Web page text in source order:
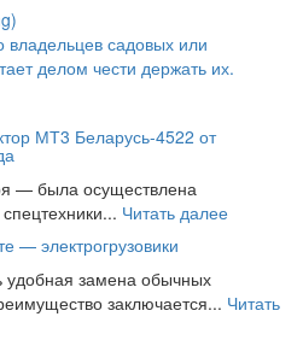
садовых или
делом чести держать их.
МТ3 Беларусь-4522 от
— была осуществлена
Читать далее
— электрогрузовики
удобная замена обычных
заключается... Читать